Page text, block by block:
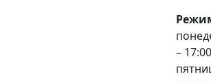
– 17:00